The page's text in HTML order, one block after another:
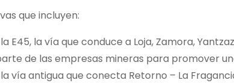
que incluyen:
E45, la vía que conduce a Loja, Zamora,
de las empresas mineras para promover
vía antigua que conecta Retorno – La